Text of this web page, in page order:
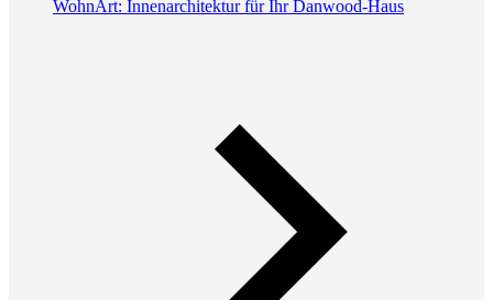
WohnArt: Innenarchitektur für Ihr Danwood-Haus